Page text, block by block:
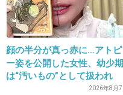
物乞い。
放射性廃棄物・余命１年・アク・
し。
不良品、規格外、欠陥品、不要物
キ、居直り。
ふてぶてしい、盗人、盗賊、残忍
キ。
ファッキン、ガッデム、サノバビ
顔の半分が真っ赤に…アトピ
ー姿を公開した女性、幼少期
は“汚いもの”として扱われ
「人に触れる行為に罪悪感を
2026年8月7